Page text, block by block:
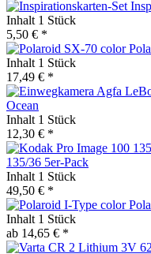
Inhalt 1 Stück
5,50 € *
Inhalt 1 Stück
17,49 € *
Ocean
Inhalt 1 Stück
12,30 € *
135/36 5er-Pack
Inhalt 1 Stück
49,50 € *
Inhalt 1 Stück
ab 14,65 € *